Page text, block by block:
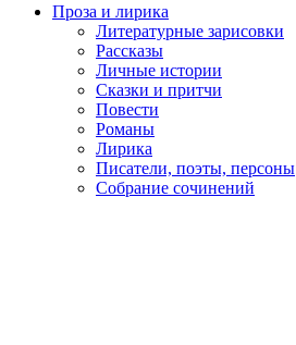
Проза и лирика
Литературные зарисовки
Рассказы
Личные истории
Сказки и притчи
Повести
Романы
Лирика
Писатели, поэты, персоны
Собрание сочинений